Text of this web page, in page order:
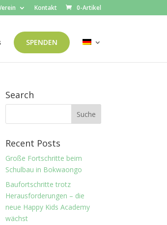
Kontakt 0-Artikel
SPENDEN
Search
Recent Posts
Große Fortschritte beim
Schulbau in Bokwaongo
Baufortschritte trotz
Herausforderungen – die
neue Happy Kids Academy
wächst